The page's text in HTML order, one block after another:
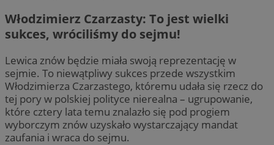
Włodzimierz Czarzasty: To jest wielki
sukces, wróciliśmy do sejmu!
Lewica znów będzie miała swoją reprezentację w
sejmie. To niewątpliwy sukces przede wszystkim
Włodzimierza Czarzastego, któremu udała się rzecz do
tej pory w polskiej polityce nierealna – ugrupowanie,
które cztery lata temu znalazło się pod progiem
wyborczym znów uzyskało wystarczający mandat
zaufania i wraca do sejmu.